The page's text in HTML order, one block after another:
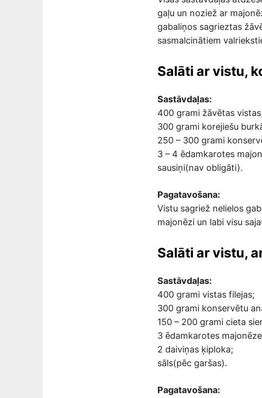
gaļu un noziež ar
gabaliņos sagrieztas
sasmalcinātiem
Salāti ar vistu,
Sastāvdaļas:
400 grami žāvētas
300 grami korejiešu
250 – 300 grami
3 – 4 ēdamkarotes
sausiņi(nav obligāti).
Pagatavošana:
Vistu sagriež nelielos
majonēzi un labi visu
Salāti ar vistu,
Sastāvdaļas:
400 grami vistas filejas;
300 grami konservētu
150 – 200 grami cieta
3 ēdamkarotes
2 daiviņas ķiploka;
sāls(pēc garšas).
Pagatavošana: